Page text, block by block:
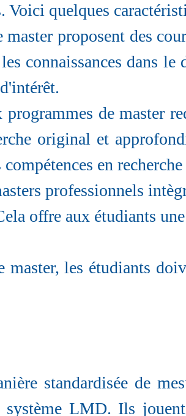
Voici quelques
proposent des
connaissances dans
de master
original et
en
professionnels
offre aux étudiants
les étudiants
standardisée de
LMD. Ils